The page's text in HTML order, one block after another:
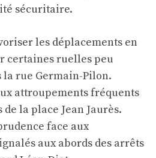
sécuritaire.
les déplacements en
certaines ruelles peu
la rue Germain-Pilon.
attroupements fréquents
la place Jean Jaurès.
face aux
aux abords des arrêts